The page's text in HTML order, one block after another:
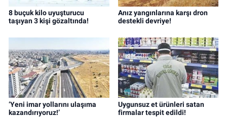
8 buçuk kilo uyuşturucu
taşıyan 3 kişi gözaltında!
Anız yangınlarına karşı dron
destekli devriye!
‘Yeni imar yollarını ulaşıma
kazandırıyoruz!’
Uygunsuz et ürünleri satan
firmalar tespit edildi!